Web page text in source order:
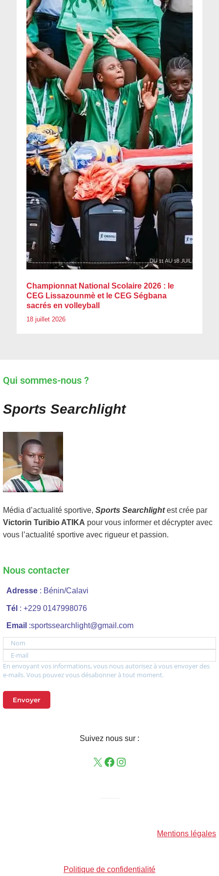
Championnat National Scolaire 2026 : le
CEG Lissazounmè et le CEG Ségbana
sacrés en volleyball
18 juillet 2026
Qui sommes-nous ?
Sports Searchlight
Média d’actualité sportive, Sports Searchlightest crée par
Victorin Turibio ATIKA pour vous informer et décrypter avec
vous l’actualité sportive avec rigueur et passion.
Nous contacter
Adresse : Bénin/Calavi
Tél : +229 0147998076
Email :sportssearchlight@gmail.com
Nom
E-mail
En envoyant vos informations, vous nous autorisez à vous envoyer des
e-mails. Vous pouvez vous désabonner à tout moment.
Envoyer
Suivez nous sur :
Mentions légales
Politique de confidentialité